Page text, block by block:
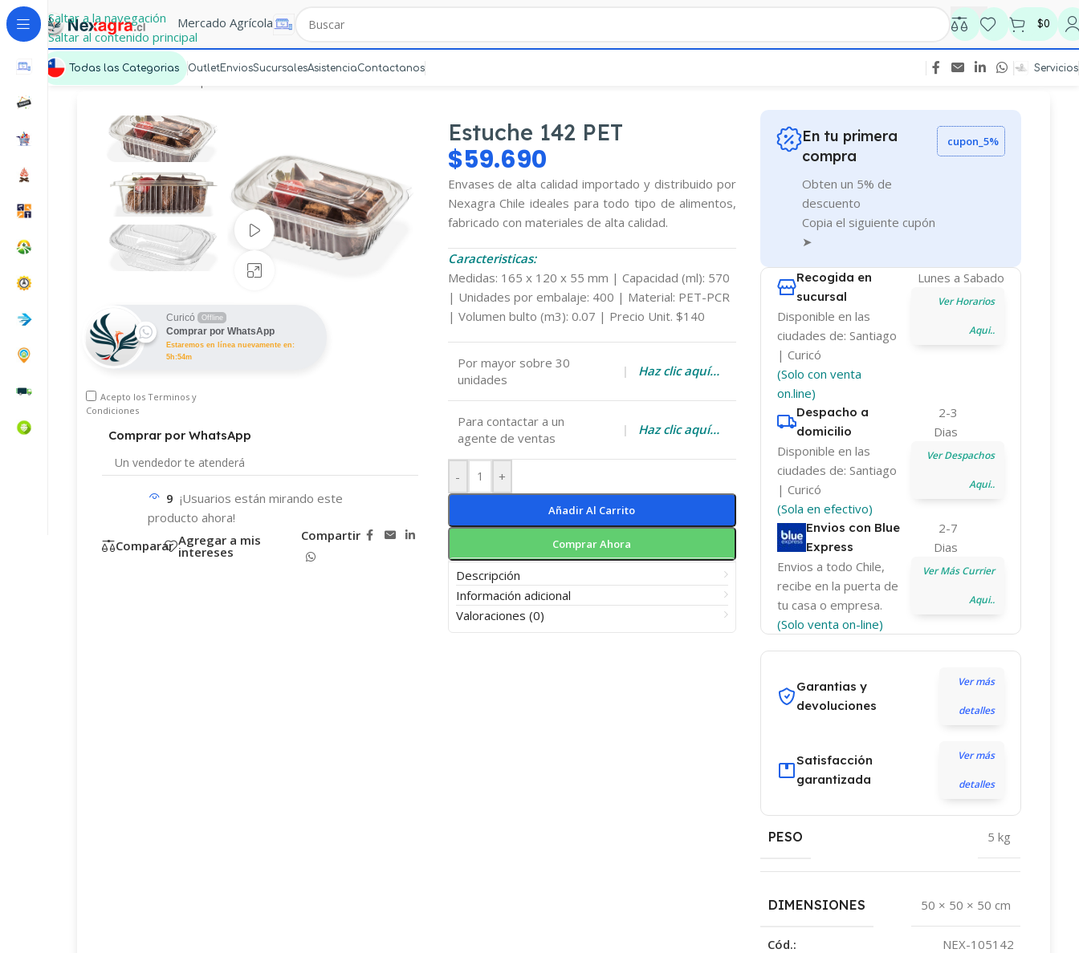
Saltar a la navegación
Saltar al contenido principal
Teléfono
Mercado Agrícola $0
Todas las Categorias Outlet EnviosSucursalesAsistenciaContactanos Servicios
Mercado Express
Ver video
Curicó Offline
Comprar por WhatsApp
Estaremos en línea nuevamente en:
5h:54m
Acepto los Terminos y
Condiciones
Comprar por WhatsApp
Un vendedor te atenderá
9 ¡Usuarios están mirando este
producto ahora!
Comparar Agregar a mis
intereses
Compartir
Estuche 142 PET
$59.690
Envases de alta calidad importado y distribuido por
Nexagra Chile ideales para todo tipo de alimentos,
fabricado con materiales de alta calidad.
Caracteristicas:
Medidas: 165 x 120 x 55 mm | Capacidad (ml): 570
| Unidades por embalaje: 400 | Material: PET-PCR
| Volumen bulto (m3): 0.07 | Precio Unit. $140
Por mayor sobre 30
unidades
| Haz clic aquí…
Para contactar a un
agente de ventas
| Haz clic aquí…
- +
Añadir Al Carrito
Comprar Ahora
Descripción
Información adicional
Valoraciones (0)
En tu primera
compra
Obten un 5% de
descuento
Copia el siguiente cupón
➤
cupon_5%
Recogida en
sucursal
Disponible en las
ciudades de: Santiago
| Curicó
(Solo con venta
on.line)
Ver Horarios
Aqui..
Lunes a Sabado
Despacho a
domicilio
Disponible en las
ciudades de: Santiago
| Curicó
(Sola en efectivo)
2-3
Dias
Ver Despachos
Aqui..
Envios con Blue
Express
Envios a todo Chile,
recibe en la puerta de
tu casa o empresa.
(Solo venta on-line)
2-7
Dias
Ver Más Currier
Aqui..
Garantias y
devoluciones
Ver más
detalles
Satisfacción
garantizada
Ver más
detalles
PESO 5 kg
DIMENSIONES 50 × 50 × 50 cm
Cód.:
NEX-105142